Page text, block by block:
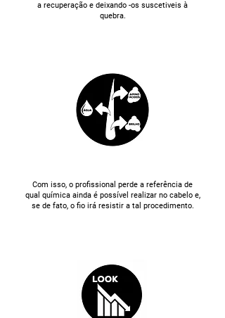
a recuperação e deixando -os suscetiveis à
quebra.
Com isso, o profissional perde a referência de
qual química ainda é possível realizar no cabelo e,
se de fato, o fio irá resistir a tal procedimento.